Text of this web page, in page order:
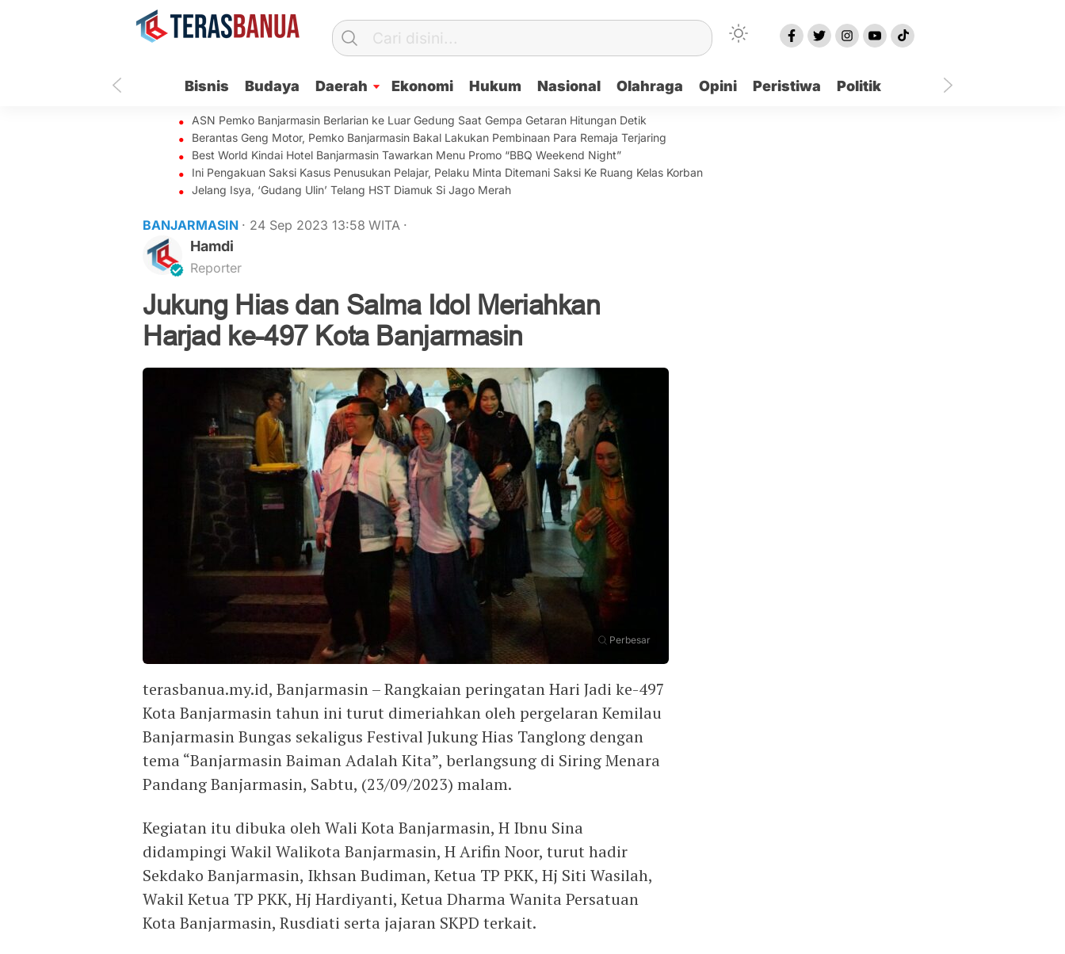
Bisnis Budaya Daerah Ekonomi Hukum Nasional Olahraga Opini Peristiwa Politik
ASN Pemko Banjarmasin Berlarian ke Luar Gedung Saat Gempa Getaran Hitungan Detik
Berantas Geng Motor, Pemko Banjarmasin Bakal Lakukan Pembinaan Para Remaja Terjaring
Best World Kindai Hotel Banjarmasin Tawarkan Menu Promo “BBQ Weekend Night”
Ini Pengakuan Saksi Kasus Penusukan Pelajar, Pelaku Minta Ditemani Saksi Ke Ruang Kelas Korban
Jelang Isya, ‘Gudang Ulin’ Telang HST Diamuk Si Jago Merah
BANJARMASIN · 24 Sep 2023 13:58 WITA ·
Hamdi
Reporter
Jukung Hias dan Salma Idol Meriahkan
Harjad ke-497 Kota Banjarmasin
Perbesar
terasbanua.my.id, Banjarmasin – Rangkaian peringatan Hari Jadi ke-497
Kota Banjarmasin tahun ini turut dimeriahkan oleh pergelaran Kemilau
Banjarmasin Bungas sekaligus Festival Jukung Hias Tanglong dengan
tema “Banjarmasin Baiman Adalah Kita”, berlangsung di Siring Menara
Pandang Banjarmasin, Sabtu, (23/09/2023) malam.
Kegiatan itu dibuka oleh Wali Kota Banjarmasin, H Ibnu Sina
didampingi Wakil Walikota Banjarmasin, H Arifin Noor, turut hadir
Sekdako Banjarmasin, Ikhsan Budiman, Ketua TP PKK, Hj Siti Wasilah,
Wakil Ketua TP PKK, Hj Hardiyanti, Ketua Dharma Wanita Persatuan
Kota Banjarmasin, Rusdiati serta jajaran SKPD terkait.